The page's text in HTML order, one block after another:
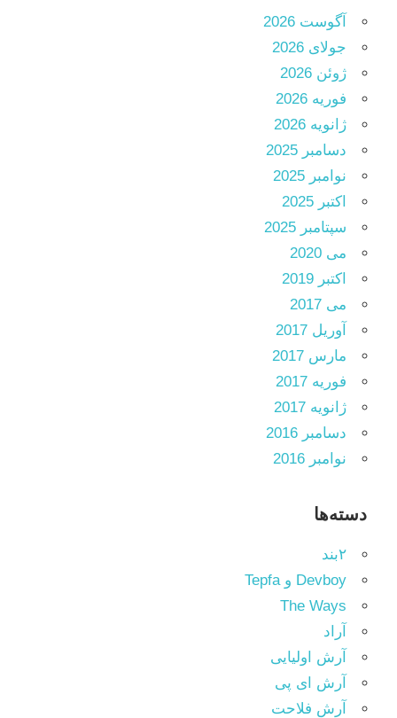
آگوست 2026
جولای 2026
ژوئن 2026
فوریه 2026
ژانویه 2026
دسامبر 2025
نوامبر 2025
اکتبر 2025
سپتامبر 2025
می 2020
اکتبر 2019
می 2017
آوریل 2017
مارس 2017
فوریه 2017
ژانویه 2017
دسامبر 2016
نوامبر 2016
دسته‌ها
۲بند
Devboy و Tepfa
The Ways
آراد
آرش اولیایی
آرش ای پی
آرش فلاحت